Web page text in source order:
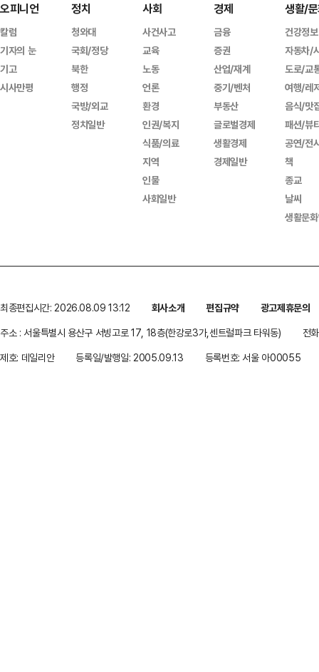
오피니언
칼럼
기자의 눈
기고
시사만평
정치
청와대
국회/정당
북한
행정
국방/외교
정치일반
사회
사건사고
교육
노동
언론
환경
인권/복지
식품/의료
지역
인물
사회일반
경제
금융
증권
산업/재계
중기/벤처
부동산
글로벌경제
생활경제
경제일반
생활/
건강정보
자동차/
도로/교
여행/레
음식/맛
패션/뷰
공연/전
책
종교
날씨
생활문
최종편집시간: 2026.08.09 13:12 회사소개 편집규약
광고제휴문의
주소 : 서울특별시 용산구 서빙고로 17, 18층(한강로3가,센트럴파크 타워동)
전
제호: 데일리안
등록일/발행일: 2005.09.13 등록번호: 서울 아00055